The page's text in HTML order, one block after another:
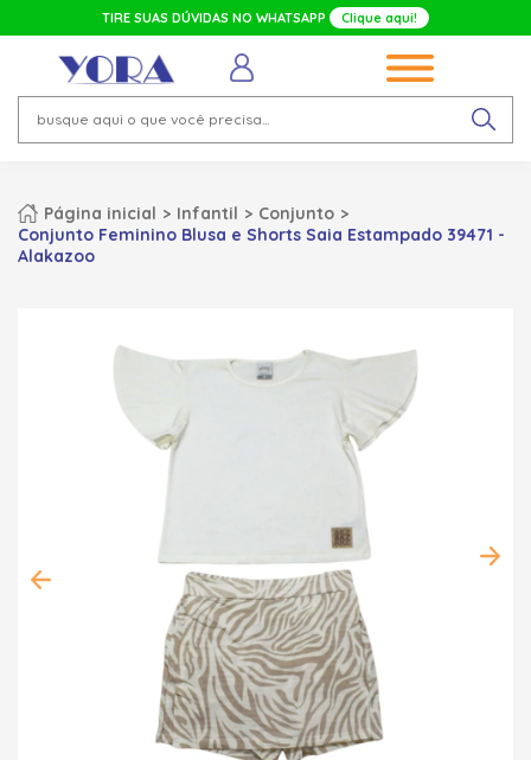
TIRE SUAS DÚVIDAS NO WHATSAPP Clique aqui!
Página inicial Infantil
Conjunto
Conjunto Feminino Blusa e Shorts Saia Estampado 39471 -
Alakazoo